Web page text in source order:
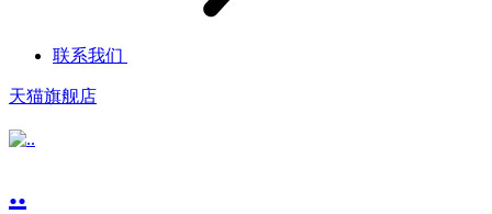
联系我们
天猫旗舰店
..